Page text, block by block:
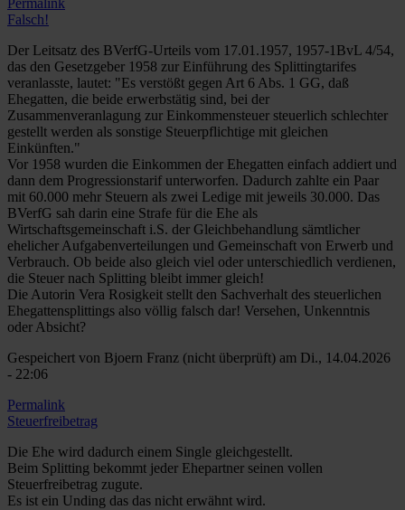
Permalink
Falsch!
Der Leitsatz des BVerfG-Urteils vom 17.01.1957, 1957-1BvL 4/54,
das den Gesetzgeber 1958 zur Einführung des Splittingtarifes
veranlasste, lautet: "Es verstößt gegen Art 6 Abs. 1 GG, daß
Ehegatten, die beide erwerbstätig sind, bei der
Zusammenveranlagung zur Einkommensteuer steuerlich schlechter
gestellt werden als sonstige Steuerpflichtige mit gleichen
Einkünften."
Vor 1958 wurden die Einkommen der Ehegatten einfach addiert und
dann dem Progressionstarif unterworfen. Dadurch zahlte ein Paar
mit 60.000 mehr Steuern als zwei Ledige mit jeweils 30.000. Das
BVerfG sah darin eine Strafe für die Ehe als
Wirtschaftsgemeinschaft i.S. der Gleichbehandlung sämtlicher
ehelicher Aufgabenverteilungen und Gemeinschaft von Erwerb und
Verbrauch. Ob beide also gleich viel oder unterschiedlich verdienen,
die Steuer nach Splitting bleibt immer gleich!
Die Autorin Vera Rosigkeit stellt den Sachverhalt des steuerlichen
Ehegattensplittings also völlig falsch dar! Versehen, Unkenntnis
oder Absicht?
Gespeichert von Bjoern Franz (nicht überprüft) am Di., 14.04.2026
- 22:06
Permalink
Steuerfreibetrag
Die Ehe wird dadurch einem Single gleichgestellt.
Beim Splitting bekommt jeder Ehepartner seinen vollen
Steuerfreibetrag zugute.
Es ist ein Unding das das nicht erwähnt wird.